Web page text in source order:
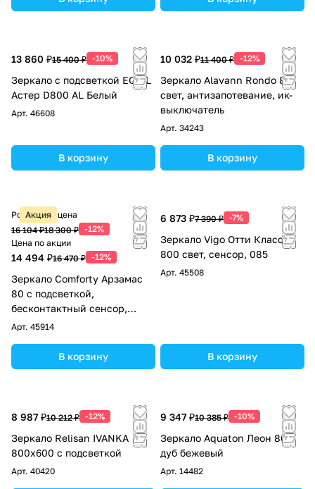
13 860 ₽15 400 ₽ -10%
Зеркало с подсветкой EQUIL
Астер D800 AL Белый
Арт. 46608
В корзину
10 032 ₽11 400 ₽ -12%
Зеркало Alavann Rondo 80
свет, антизапотевание, ик-
выключатель
Арт. 34243
В корзину
Акция
Розничная цена
16 104 ₽18 300 ₽ -12%
Цена по акции
14 494 ₽16 470 ₽ -12%
Зеркало Comforty Арзамас
80 с подсветкой,
бесконтактный сенсор,
полка-графит
Арт. 45914
В корзину
6 873 ₽7 390 ₽ -7%
Зеркало Vigo Отти Классик
800 свет, сенсор, 085
Арт. 45508
В корзину
8 987 ₽10 212 ₽ -12%
Зеркало Relisan IVANKA
800х600 с подсветкой
Арт. 40420
9 347 ₽10 385 ₽ -10%
Зеркало Aquaton Леон 80
дуб бежевый
Арт. 14482